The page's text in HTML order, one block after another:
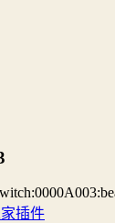
插件